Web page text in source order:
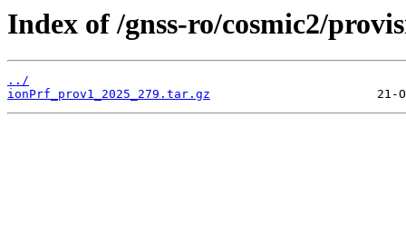
Index of /gnss-ro/cosmic2/
../
ionPrf_prov1_2025_279.tar.gz